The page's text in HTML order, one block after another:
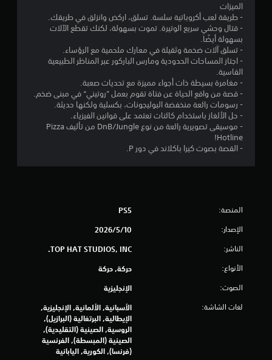
ا
ي
5
ل
ي
ي
الميزات
- طريقة لعب أكروباتية سلسة. تسلق، اركض وانزلق في طريقك.
- قتال وحشي سريع الوتيرة. تموت بسهولة، لكنك تقطع الآلات
بسهولة أيضًا.
- تسلق آلات ضخمة وثقيلة في معارك ملحمية مع الرؤساء.
- اجتاز المساحات الحدودية ومارس الباركور عبر المناظر الطبيعية
القاسية.
- مغامرة بسيطة ذات أجواء مميزة مع تحديات صعبة.
- قصة من واقع الحياة عن فتاة تقوم بعمل ”روتيني“ في مبنى ضخم.
- رسومات رائعة منخفضة البوليجونات، بكسلية ولكنها حديثة.
- حل الألغاز باستخدام كائنات تعتمد على قوانين الفيزياء.
- موسيقى تصويرية رائعة من نوع DnB/Jungle من تأليف Pizza
Hotline!
- القصة بصوت كيرا باكلاند في دور P.
المنصة: PS5
الإصدار: 10‏/5‏/2026
الناشر: TOP HAT STUDIOS, INC.
الأنواع: حركة, حركة
الصوت: الإنجليزية
لغات الشاشة:
الأسبانية, الألمانية, الإنجليزية,
الإيطالية, البرتغالية (البرازيل),
الروسية, الصينية (التقليدية),
الصينية (المبسطة), الفرنسية
(فرنسا), الكورية, اليابانية